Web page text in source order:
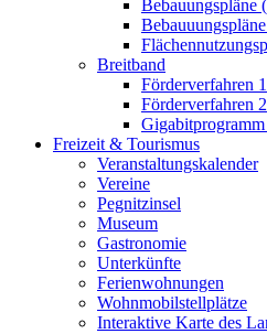
Bebauungspläne
Breitband
Förderverfahren 1
Förderverfahren 2
Freizeit & Tourismus
Veranstaltungskalender
Vereine
Pegnitzinsel
Museum
Gastronomie
Unterkünfte
Ferienwohnungen
Wohnmobilstellplätze
Interaktive Karte des